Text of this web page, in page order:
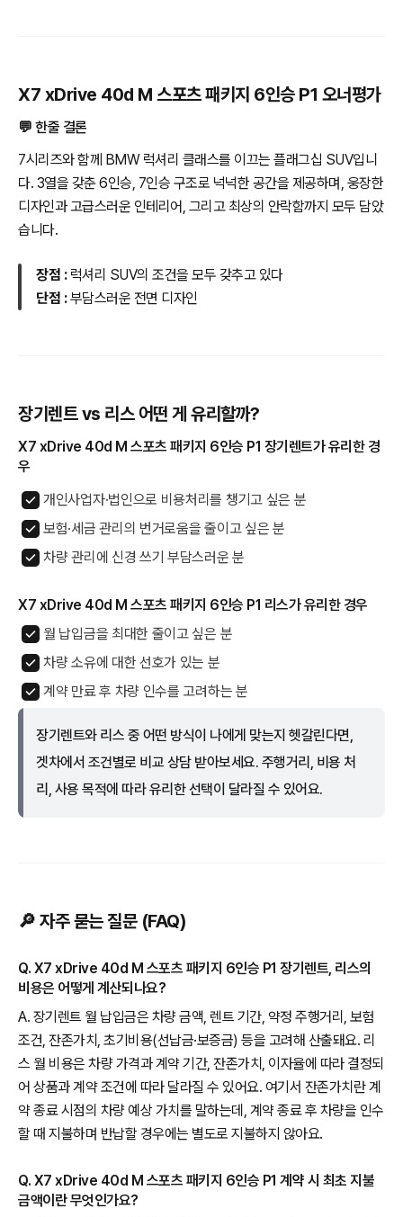
X7 xDrive 40d M 스포츠 패키지 6인승 P1 오너평가
💬 한줄 결론
7시리즈와 함께 BMW 럭셔리 클래스를 이끄는 플래그십 SUV입니
다. 3열을 갖춘 6인승, 7인승 구조로 넉넉한 공간을 제공하며, 웅장한
디자인과 고급스러운 인테리어, 그리고 최상의 안락함까지 모두 담았
습니다.
장점 : 럭셔리 SUV의 조건을 모두 갖추고 있다
단점 :부담스러운 전면 디자인
장기렌트 vs 리스 어떤 게 유리할까?
X7 xDrive 40d M 스포츠 패키지 6인승 P1 장기렌트가 유리한 경
우
개인사업자·법인으로 비용처리를 챙기고 싶은 분
보험·세금 관리의 번거로움을 줄이고 싶은 분
차량 관리에 신경 쓰기 부담스러운 분
X7 xDrive 40d M 스포츠 패키지 6인승 P1 리스가 유리한 경우
월 납입금을 최대한 줄이고 싶은 분
차량 소유에 대한 선호가 있는 분
계약 만료 후 차량 인수를 고려하는 분
장기렌트와 리스 중 어떤 방식이 나에게 맞는지 헷갈린다면,
겟차에서 조건별로 비교 상담 받아보세요. 주행거리, 비용 처
리, 사용 목적에 따라 유리한 선택이 달라질 수 있어요.
🔎 자주 묻는 질문 (FAQ)
Q. X7 xDrive 40d M 스포츠 패키지 6인승 P1 장기렌트, 리스의
비용은 어떻게 계산되나요?
A. 장기렌트 월 납입금은 차량 금액, 렌트 기간, 약정 주행거리, 보험
조건, 잔존가치, 초기비용(선납금·보증금) 등을 고려해 산출돼요. 리
스 월 비용은 차량 가격과 계약 기간, 잔존가치, 이자율에 따라 결정되
어 상품과 계약 조건에 따라 달라질 수 있어요. 여기서 잔존가치란 계
약 종료 시점의 차량 예상 가치를 말하는데, 계약 종료 후 차량을 인수
할 때 지불하며 반납할 경우에는 별도로 지불하지 않아요.
Q. X7 xDrive 40d M 스포츠 패키지 6인승 P1 계약 시 최초 지불
금액이란 무엇인가요?